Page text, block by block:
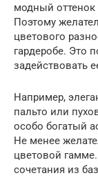
модный оттенок
Поэтому
цветового
гардеробе. Это
задействовать
Например,
пальто или
особо богатый
Не менее
цветовой
сочетания из